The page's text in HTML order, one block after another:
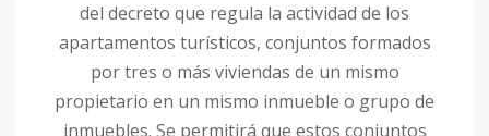
del decreto que regula la actividad de los
apartamentos turísticos, conjuntos formados
por tres o más viviendas de un mismo
propietario en un mismo inmueble o grupo de
inmuebles. Se permitirá que estos conjuntos